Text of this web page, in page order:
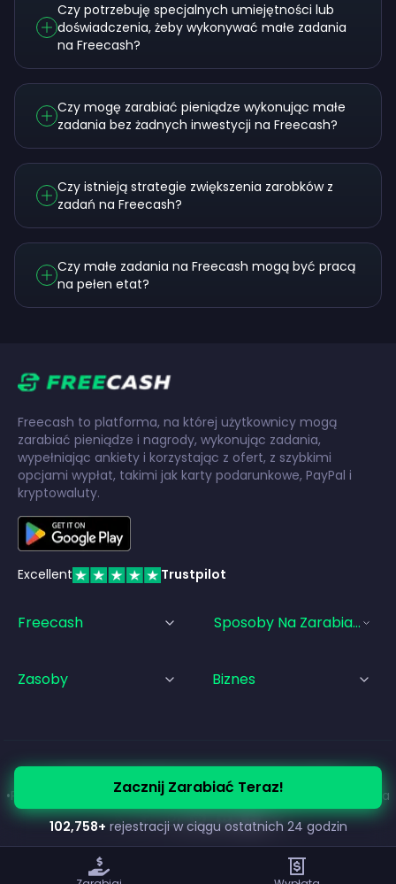
Czy potrzebuję specjalnych umiejętności lub
doświadczenia, żeby wykonywać małe zadania
na Freecash?
Czy mogę zarabiać pieniądze wykonując małe
zadania bez żadnych inwestycji na Freecash?
Czy istnieją strategie zwiększenia zarobków z
zadań na Freecash?
Czy małe zadania na Freecash mogą być pracą
na pełen etat?
Zacznij Zarabiać Teraz!
102,758+ rejestracji w ciągu ostatnich 24 godzin
Freecash to platforma, na której użytkownicy mogą
zarabiać pieniądze i nagrody, wykonując zadania,
wypełniając ankiety i korzystając z ofert, z szybkimi
opcjami wypłat, takimi jak karty podarunkowe, PayPal i
kryptowaluty.
Excellent Trustpilot
Freecash Sposoby Na Zarabianie
Zasoby Biznes
© Freecash 2026• Warunki korzystania z usługi
•Polityka Prywatności•Polityka plików cookie•Stopka redakcyjna